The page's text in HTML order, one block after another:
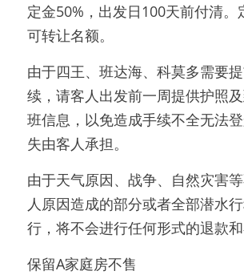
定金50%，出发日100天前付清。
可转让名额。
由于四王、班达海、科莫多需要
续，请客人出发前一周提供护照
班信息，以免造成手续不全无法
失由客人承担。
由于天气原因、战争、自然灾害
人原因造成的部分或者全部潜水
行，将不会进行任何形式的退款和
保留A家庭房不售